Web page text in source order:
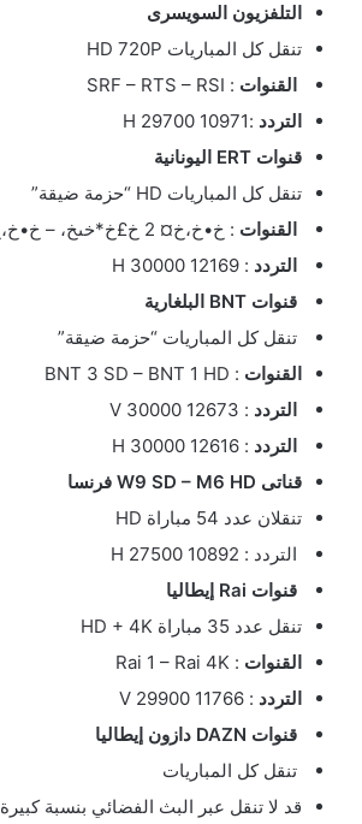
التلفزيون السويسرى
تنقل كل المباريات HD 720P
القنوات : SRF – RTS – RSI
التردد :10971 H 29700
قنوات ERT اليونانية
تنقل كل المباريات HD “حزمة ضيقة”
القنوات : خ•خ،خ¤ 2 خ£خ*خںخ، – خ•خ،خ¤ 1
التردد : 12169 H 30000
قنوات BNT البلغارية
تنقل كل المباريات “حزمة ضيقة”
القنوات : BNT 3 SD – BNT 1 HD
التردد : 12673 V 30000
التردد : 12616 H 30000
قناتى W9 SD – M6 HD فرنسا
تنقلان عدد 54 مباراة HD
التردد : 10892 H 27500
قنوات Rai إيطاليا
تنقل عدد 35 مباراة HD + 4K
القنوات : Rai 1 – Rai 4K
التردد : 11766 V 29900
قنوات DAZN دازون إيطاليا
تنقل كل المباريات
قد لا تنقل عبر البث الفضائي بنسبة كبيرة